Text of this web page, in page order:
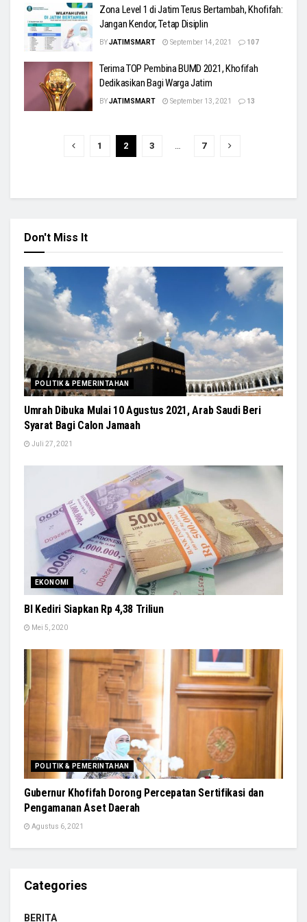
Zona Level 1 di Jatim Terus Bertambah, Khofifah:
Jangan Kendor, Tetap Disiplin
BYJATIMSMART September 14, 2021 107
Terima TOP Pembina BUMD 2021, Khofifah
Dedikasikan Bagi Warga Jatim
BYJATIMSMART September 13, 2021 13
1 2 3 7
Don't Miss It
POLITIK & PEMERINTAHAN
Umrah Dibuka Mulai 10 Agustus 2021, Arab Saudi Beri
Syarat Bagi Calon Jamaah
Juli 27, 2021
EKONOMI
BI Kediri Siapkan Rp 4,38 Triliun
Mei 5, 2020
POLITIK & PEMERINTAHAN
Gubernur Khofifah Dorong Percepatan Sertifikasi dan
Pengamanan Aset Daerah
Agustus 6, 2021
Categories
BERITA